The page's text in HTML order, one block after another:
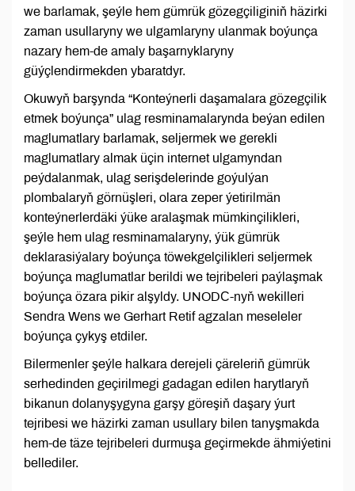
we barlamak, şeýle hem gümrük gözegçiliginiň häzirki
zaman usullaryny we ulgamlaryny ulanmak boýunça
nazary hem-de amaly başarnyklaryny
güýçlendirmekden ybaratdyr.
Okuwyň barşynda “Konteýnerli daşamalara gözegçilik
etmek boýunça” ulag resminamalarynda beýan edilen
maglumatlary barlamak, seljermek we gerekli
maglumatlary almak üçin internet ulgamyndan
peýdalanmak, ulag serişdelerinde goýulýan
plombalaryň görnüşleri, olara zeper ýetirilmän
konteýnerlerdäki ýüke aralaşmak mümkinçilikleri,
şeýle hem ulag resminamalaryny, ýük gümrük
deklarasiýalary boýunça töwekgelçilikleri seljermek
boýunça maglumatlar berildi we tejribeleri paýlaşmak
boýunça özara pikir alşyldy. UNODС-nyň wekilleri
Sendra Wens we Gerhart Retif agzalan meseleler
boýunça çykyş etdiler.
Bilermenler şeýle halkara derejeli çäreleriň gümrük
serhedinden geçirilmegi gadagan edilen harytlaryň
bikanun dolanyşygyna garşy göreşiň daşary ýurt
tejribesi we häzirki zaman usullary bilen tanyşmakda
hem-de täze tejribeleri durmuşa geçirmekde ähmiýetini
bellediler.